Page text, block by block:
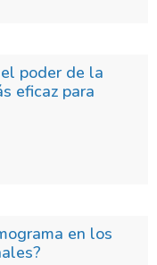
poder de la
eficaz para
en los